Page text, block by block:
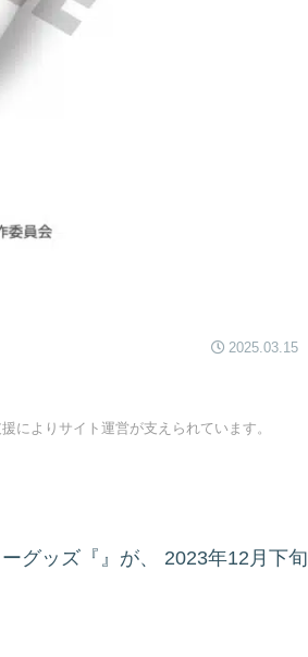
2025.03.15
によりサイト運営が支えられています。
グッズ『』が、
2023年12月下旬